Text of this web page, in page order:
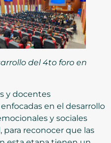
del 4to foro en
y docentes
en el desarrollo
y sociales
reconocer que las